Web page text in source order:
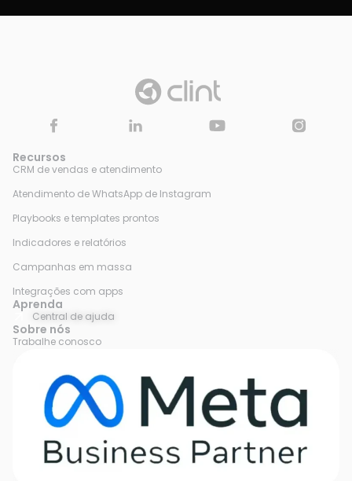
Recursos
CRM de vendas e atendimento
Atendimento de WhatsApp de Instagram
Playbooks e templates prontos
Indicadores e relatórios
Campanhas em massa
Integrações com apps
Aprenda
Central de ajuda
Sobre nós
Trabalhe conosco